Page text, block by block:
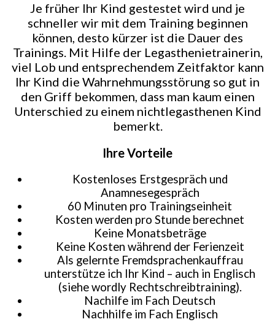
Je früher Ihr Kind gestestet wird und je
schneller wir mit dem Training beginnen
können, desto kürzer ist die Dauer des
Trainings. Mit Hilfe der Legasthenietrainerin,
viel Lob und entsprechendem Zeitfaktor kann
Ihr Kind die Wahrnehmungsstörung so gut in
den Griff bekommen, dass man kaum einen
Unterschied zu einem nichtlegasthenen Kind
bemerkt.
Ihre Vorteile
Kostenloses Erstgespräch und
Anamnesegespräch
60 Minuten pro Trainingseinheit
Kosten werden pro Stunde berechnet
Keine Monatsbeträge
Keine Kosten während der Ferienzeit
Als gelernte Fremdsprachenkauffrau
unterstütze ich Ihr Kind – auch in Englisch
(siehe wordly Rechtschreibtraining).
Nachilfe im Fach Deutsch
Nachhilfe im Fach Englisch